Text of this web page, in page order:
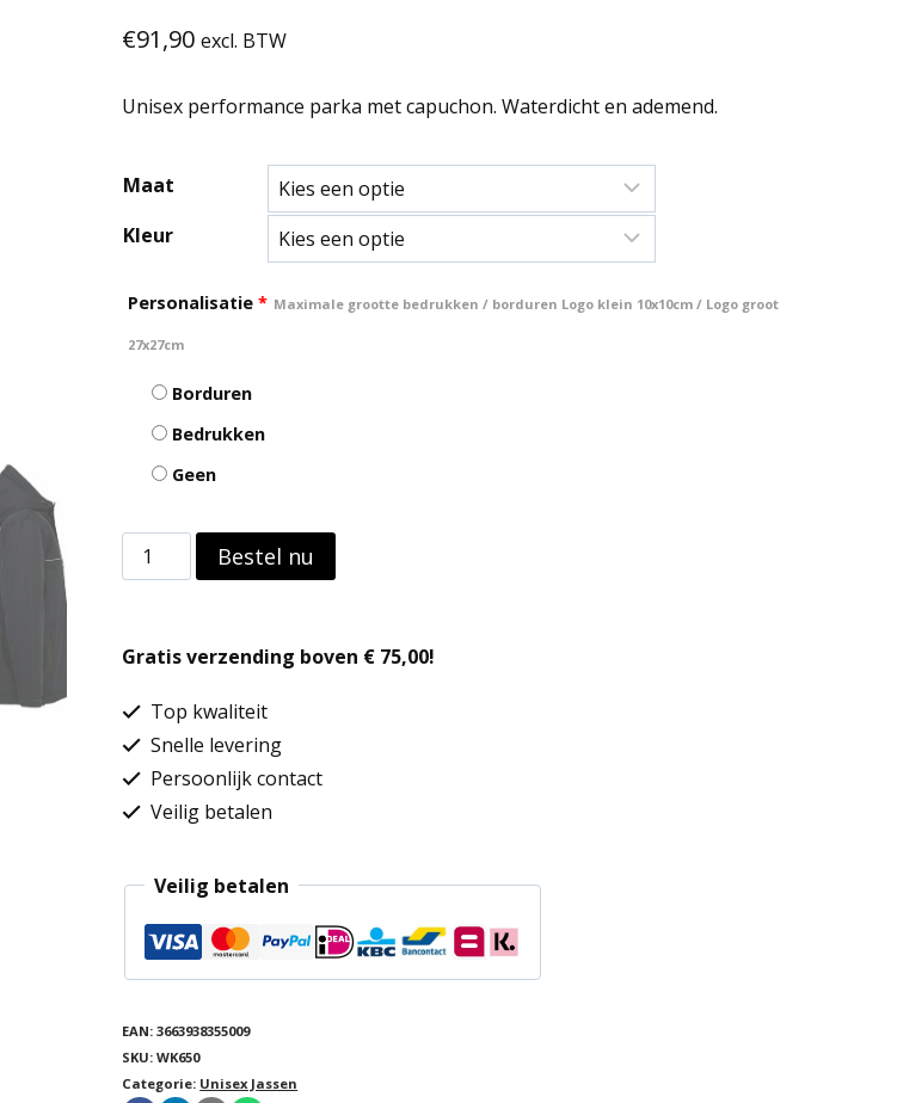
€91,90 excl. BTW
Unisex performance parka met capuchon. Waterdicht en ademend.
Maat
Kleur
Personalisatie * Maximale grootte bedrukken / borduren Logo klein 10x10cm / Logo groot
27x27cm
Borduren
Bedrukken
Geen
Unisex
performance
met
capuchon
aantal
Bestel nu
Gratis verzending boven € 75,00!
Top kwaliteit
Snelle levering
Persoonlijk contact
Veilig betalen
Veilig betalen
EAN:3663938355009
SKU:WK650
Categorie: Unisex Jassen